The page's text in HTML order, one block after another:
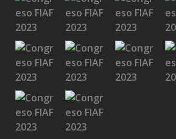
Medalla Filmoteca a Rubén Gámez